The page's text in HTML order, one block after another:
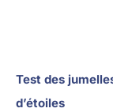
Test des
d’étoiles